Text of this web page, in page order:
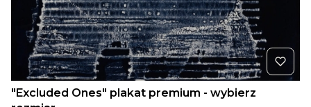
"Excluded Ones" plakat premium - wybierz